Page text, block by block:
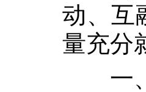
动、互
量充分
一